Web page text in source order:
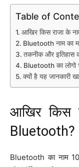
Table of
आखिर किस राजा के
Bluetooth नाम का
तकनीक और इतिहास
Bluetooth का लोगो
क्यों है यह जानकारी
आखिर किस
Bluetooth?
Bluetooth का नाम